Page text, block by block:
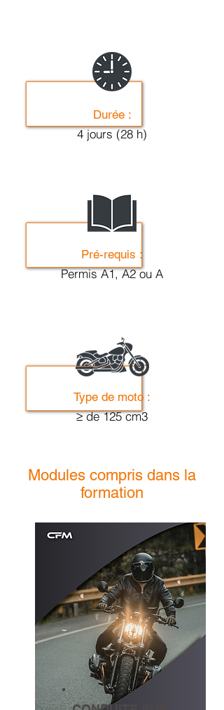
Durée :
4 jours (28 h)
Pré-requis :
Permis A1, A2 ou A
Type de moto :
≥ de 125 cm3
Modules compris dans la
formation